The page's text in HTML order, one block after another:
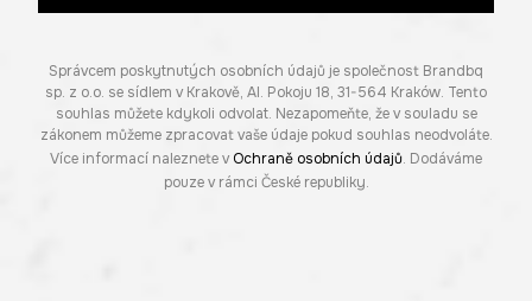
Správcem poskytnutých osobních údajů je společnost Brandbq
sp. z o.o. se sídlem v Krakově, Al. Pokoju 18, 31-564 Kraków. Tento
souhlas můžete kdykoli odvolat. Nezapomeňte, že v souladu se
zákonem můžeme zpracovat vaše údaje pokud souhlas neodvoláte.
Více informací naleznete v Ochraně osobních údajů. Dodáváme
pouze v rámci České republiky.